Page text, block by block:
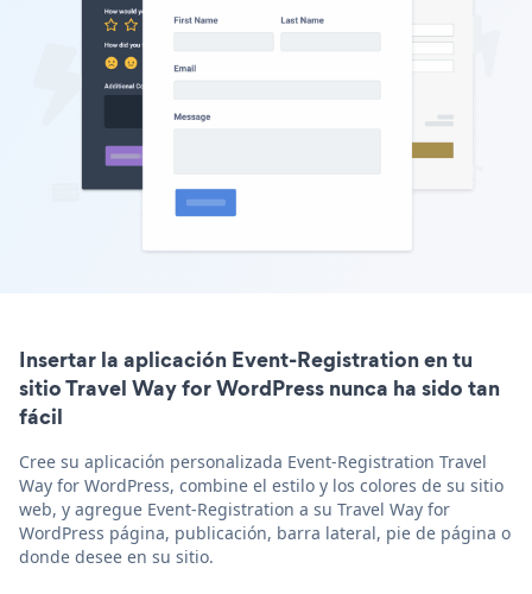
Insertar la aplicación Event-Registration en tu
sitio Travel Way for WordPress nunca ha sido tan
fácil
Cree su aplicación personalizada Event-Registration Travel
Way for WordPress, combine el estilo y los colores de su sitio
web, y agregue Event-Registration a su Travel Way for
WordPress página, publicación, barra lateral, pie de página o
donde desee en su sitio.